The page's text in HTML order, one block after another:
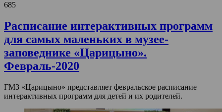
685
Расписание интерактивных программ
для самых маленьких в музее-
заповеднике «Царицыно».
Февраль-2020
ГМЗ «Царицыно» представляет февральское расписание
интерактивных программ для детей и их родителей.